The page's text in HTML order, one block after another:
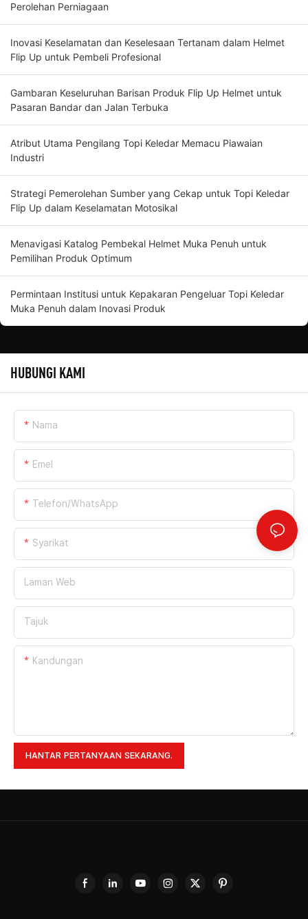
Perolehan Perniagaan
Inovasi Keselamatan dan Keselesaan Tertanam dalam Helmet
Flip Up untuk Pembeli Profesional
Gambaran Keseluruhan Barisan Produk Flip Up Helmet untuk
Pasaran Bandar dan Jalan Terbuka
Atribut Utama Pengilang Topi Keledar Memacu Piawaian
Industri
Strategi Pemerolehan Sumber yang Cekap untuk Topi Keledar
Flip Up dalam Keselamatan Motosikal
Menavigasi Katalog Pembekal Helmet Muka Penuh untuk
Pemilihan Produk Optimum
Permintaan Institusi untuk Kepakaran Pengeluar Topi Keledar
Muka Penuh dalam Inovasi Produk
HUBUNGI KAMI
Nama
Emel
Telefon/WhatsApp
Syarikat
Laman Web
Tajuk
Kandungan
HANTAR PERTANYAAN SEKARANG.